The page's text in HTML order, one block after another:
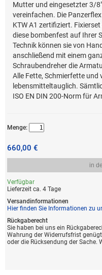
Mutter und eingesetzter 3/
vereinfachen. Die
KTW A1 zertifiziert.
diese bombenfest auf Ihrer
Technik können sie von
anschließend mit einem
Schraubendreher die
Alle Fette, Schmierfette und
lebensmitteltauglich.
ISO EN DIN 200-Norm für
Menge:
660,00 €
in
Verfügbar
Lieferzeit ca. 4 Tage
Versandinformationen
Hier finden Sie Informationen zu
Rückgaberecht
Sie haben bei uns ein
Wahrung der Widerrufsfrist
oder die Rücksendung der Sache.